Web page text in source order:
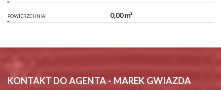
POWIERZCHNIA 0,00 m²
KONTAKT DO AGENTA - MAREK GWIAZDA